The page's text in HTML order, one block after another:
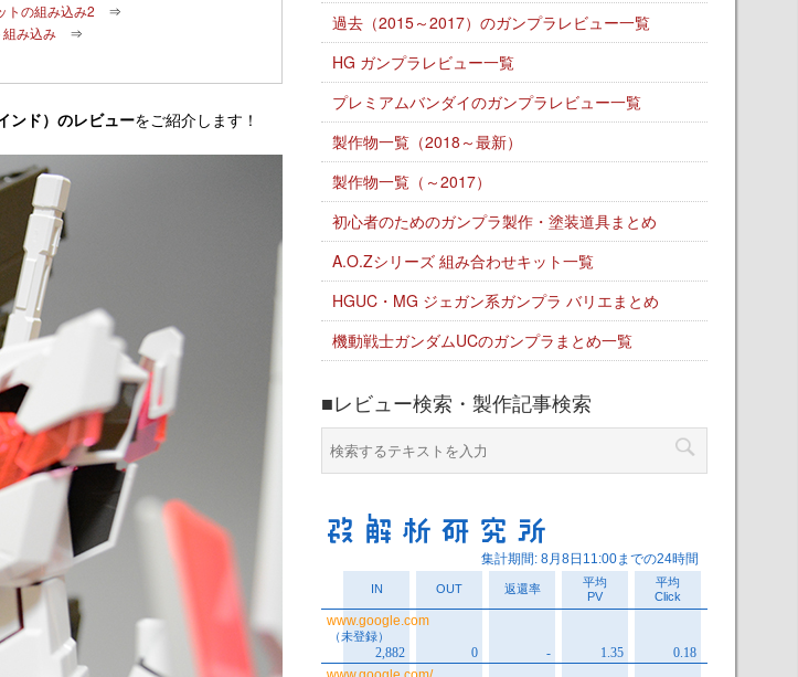
トの組み込み2 ⇒
み込み ⇒
ンド）のレビューをご紹介します！
過去（2015～2017）のガンプラレビュー一覧
HG ガンプラレビュー一覧
プレミアムバンダイのガンプラレビュー一覧
製作物一覧（2018～最新）
製作物一覧（～2017）
初心者のためのガンプラ製作・塗装道具まとめ
A.O.Zシリーズ 組み合わせキット一覧
HGUC・MG ジェガン系ガンプラ バリエまとめ
機動戦士ガンダムUCのガンプラまとめ一覧
■レビュー検索・製作記事検索